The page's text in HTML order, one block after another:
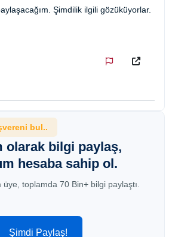
Şimdilik ilgili gözüküyorlar.
bul..
olarak bilgi paylaş,
hesaba sahip ol.
toplamda 70 Bin+ bilgi paylaştı.
Şimdi Paylaş!